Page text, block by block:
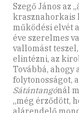
Szegő János az
krasznahorkais
működési elvét
éve szerelmes
vallomást
elintézni, az
Továbbá, ahogy
folytonosságot,
Sátántangónál
„még érződött,